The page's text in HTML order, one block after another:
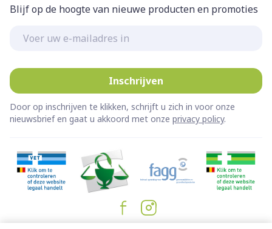
Blijf op de hoogte van nieuwe producten en promoties
Inschrijven
Door op inschrijven te klikken, schrijft u zich in voor onze
nieuwsbrief en gaat u akkoord met onze privacy policy.